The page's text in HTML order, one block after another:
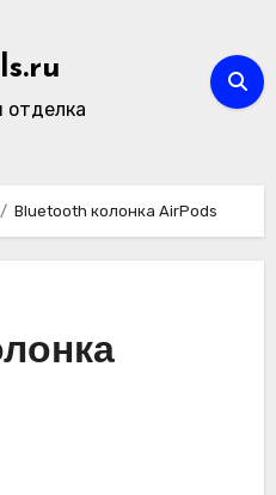
отделка
Bluetooth колонка AirPods